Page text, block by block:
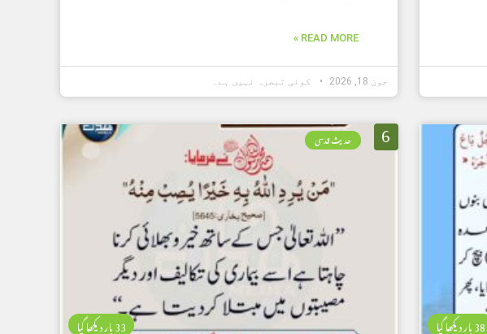
READ MORE »
جون 18, 2026 کوئی تبصرہ نہیں ہے۔
38 بار دیکھا گیا
6 حدیث قدسی
33 بار دیکھا گیا